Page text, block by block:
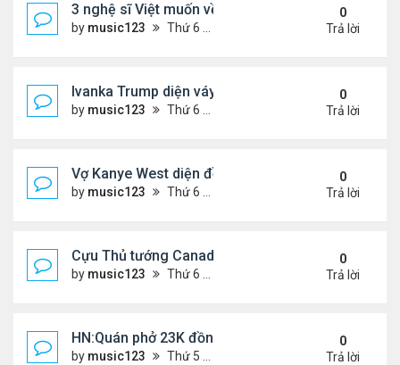
3 nghệ sĩ Việt muốn về VN nhưng số phận an bài
by music123 Thứ 6 Tháng 7 31, 2026 6:41 pm
0
Trả lời
Ivanka Trump diện váy hở eo táo bạo, khoe vòng
by music123 Thứ 6 Tháng 7 31, 2026 6:29 pm
0
Trả lời
Vợ Kanye West diện đồ xẻ bạo, dự tiệc ở đảo Ibiza
by music123 Thứ 6 Tháng 7 31, 2026 6:26 pm
0
Trả lời
Cựu Thủ tướng Canada đắm đuối khóa môi Katy
by music123 Thứ 6 Tháng 7 31, 2026 6:20 pm
0
Trả lời
HN:Quán phở 23K đồng một bát, 7 năm không
by music123 Thứ 5 Tháng 7 30, 2026 7:11 pm
0
Trả lời